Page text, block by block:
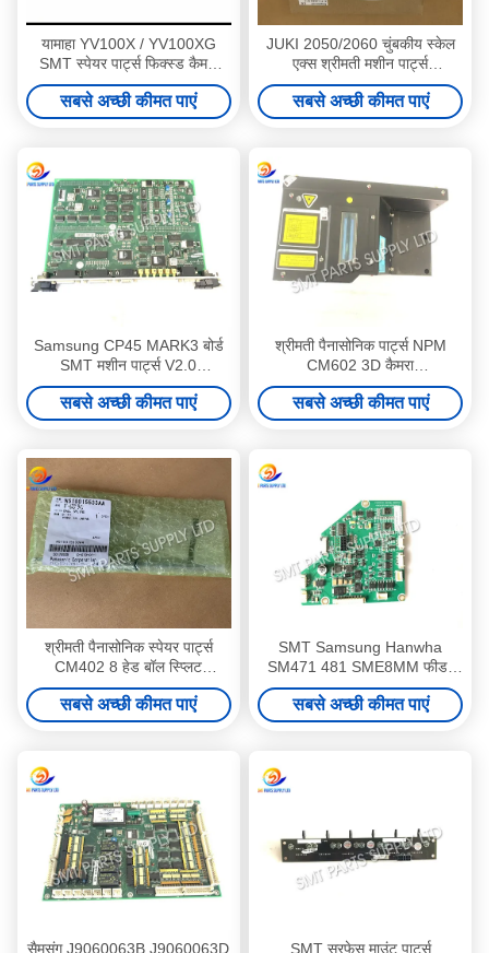
यामाहा YV100X / YV100XG
SMT स्पेयर पार्ट्स फिक्स्ड कैमरा
Kv8-M7310-00X Km1-
M7310-100
सबसे अच्छी कीमत पाएं
JUKI 2050/2060 चुंबकीय स्केल
एक्स श्रीमती मशीन पार्ट्स
40003274 SL710-
0080L0019Y
सबसे अच्छी कीमत पाएं
Samsung CP45 MARK3 बोर्ड
SMT मशीन पार्ट्स V2.0
J9060232B J4801013A
J91701012A_AS
सबसे अच्छी कीमत पाएं
श्रीमती पैनासोनिक पार्ट्स NPM
CM602 3D कैमरा
N610015359AA सेंसर यूनिट
P574001
सबसे अच्छी कीमत पाएं
श्रीमती पैनासोनिक स्पेयर पार्ट्स
CM402 8 हेड बॉल स्प्लिट
N510015533AA स्टॉक में
सबसे अच्छी कीमत पाएं
SMT Samsung Hanwha
SM471 481 SME8MM फीडर
बोर्ड AM03-001815C
J91741316A
सबसे अच्छी कीमत पाएं
सैमसंग J9060063B J9060063D
SMT सरफेस माउंट पार्ट्स